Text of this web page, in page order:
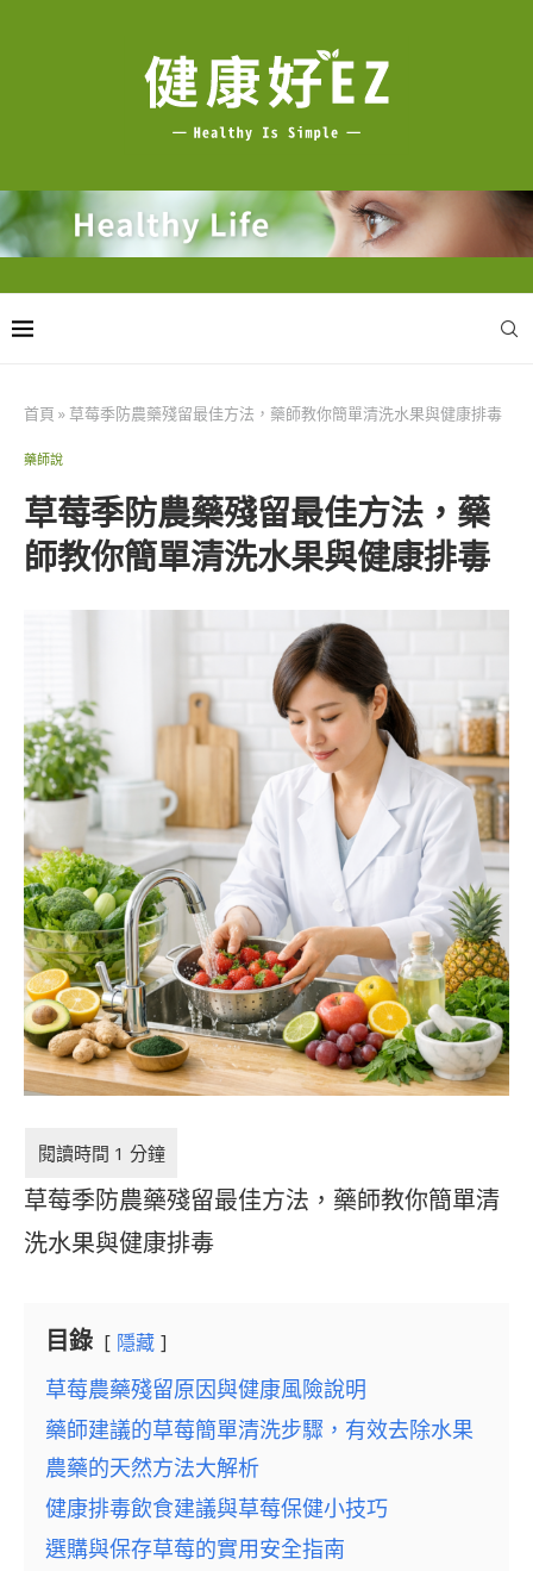
首頁 »草莓季防農藥殘留最佳方法，藥師教你簡單清洗水果與健康排毒
藥師說
草莓季防農藥殘留最佳方法，藥
師教你簡單清洗水果與健康排毒
草莓季防農藥殘留最佳方法，藥師教你簡單清
洗水果與健康排毒
目錄 隱藏
草莓農藥殘留原因與健康風險說明
藥師建議的草莓簡單清洗步驟，有效去除水果
農藥的天然方法大解析
健康排毒飲食建議與草莓保健小技巧
選購與保存草莓的實用安全指南